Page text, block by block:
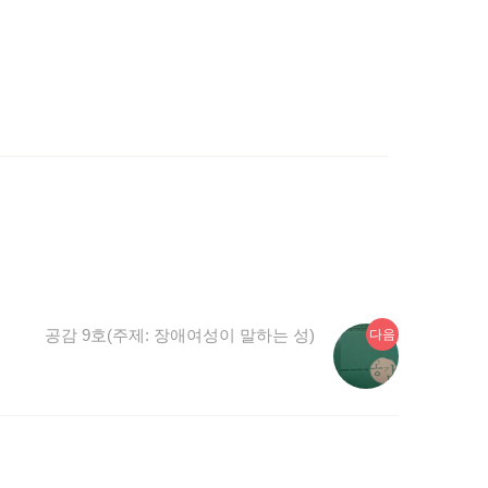
다음 다
음
공감 9호(주제: 장애여성이 말하는 성)